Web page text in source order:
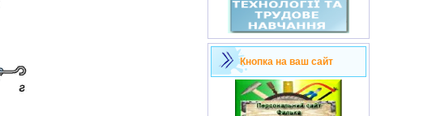
Кнопка на ваш сайт